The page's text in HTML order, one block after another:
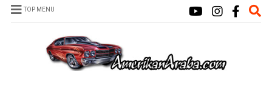
TOP MENU